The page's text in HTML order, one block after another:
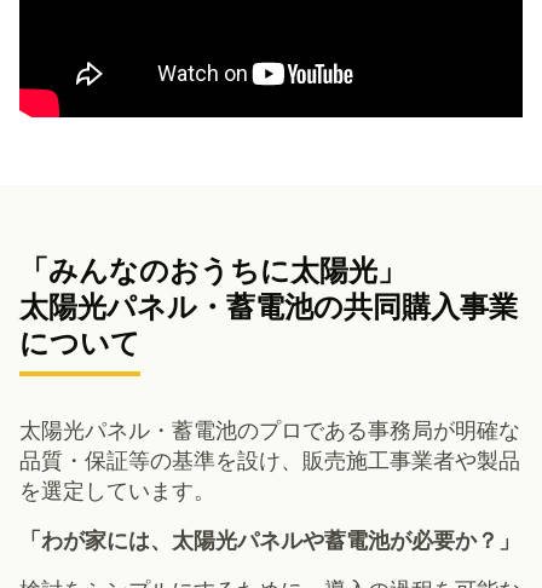
「みんなのおうちに太陽光」
太陽光パネル・蓄電池の共同購入事業
について
太陽光パネル・蓄電池のプロである事務局が明確な
品質・保証等の基準を設け、販売施工事業者や製品
を選定しています。
「わが家には、太陽光パネルや蓄電池が必要か？」